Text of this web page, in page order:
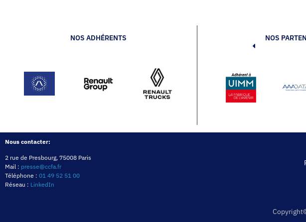
NOS ADHÉRENTS NOS
Nous contacter:
2 rue de Presbourg, 75008 Paris
Mail : presse@ccfa.fr
Téléphone : 01 49 52 51 00
Réseau : LinkedIn